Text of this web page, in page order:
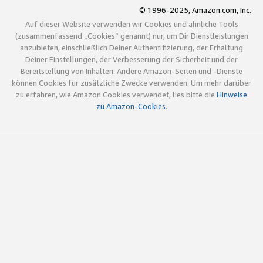
© 1996-2025, Amazon.com, Inc.
Auf dieser Website verwenden wir Cookies und ähnliche Tools
(zusammenfassend „Cookies“ genannt) nur, um Dir Dienstleistungen
anzubieten, einschließlich Deiner Authentifizierung, der Erhaltung
Deiner Einstellungen, der Verbesserung der Sicherheit und der
Bereitstellung von Inhalten. Andere Amazon-Seiten und -Dienste
können Cookies für zusätzliche Zwecke verwenden. Um mehr darüber
zu erfahren, wie Amazon Cookies verwendet, lies bitte die Hinweise
zu Amazon-Cookies.